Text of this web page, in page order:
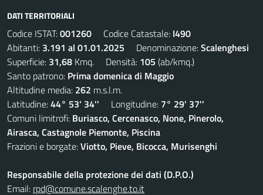
DATI TERRITORIALI
Codice ISTAT:001260 Codice Catastale: I490
Abitanti: 3.191 al 01.01.2025 Denominazione:Scalenghesi
Superficie: 31,68 Kmq. Densità: 105 (ab/kmq.)
Santo patrono: Prima domenica di Maggio
Altitudine media: 262 m.s.l.m.
Latitudine:44° 53' 34'' Longitudine: 7° 29' 37''
Comuni limitrofi: Buriasco, Cercenasco, None, Pinerolo,
Airasca, Castagnole Piemonte, Piscina
Frazioni e borgate:Viotto, Pieve, Bicocca, Murisenghi
Responsabile della protezione dei dati (D.P.O.)
Email: rpd@comune.scalenghe.to.it